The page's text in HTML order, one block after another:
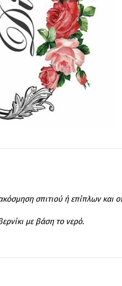
σπιτιού ή επίπλων και
με βάση το νερό.